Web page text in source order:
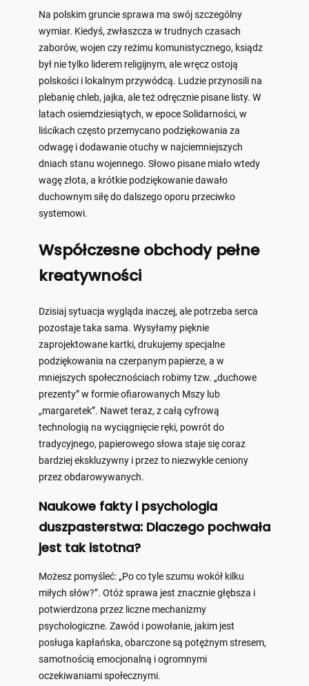
Na polskim gruncie sprawa ma swój szczególny
wymiar. Kiedyś, zwłaszcza w trudnych czasach
zaborów, wojen czy reżimu komunistycznego, ksiądz
był nie tylko liderem religijnym, ale wręcz ostoją
polskości i lokalnym przywódcą. Ludzie przynosili na
plebanię chleb, jajka, ale też odręcznie pisane listy. W
latach osiemdziesiątych, w epoce Solidarności, w
liścikach często przemycano podziękowania za
odwagę i dodawanie otuchy w najciemniejszych
dniach stanu wojennego. Słowo pisane miało wtedy
wagę złota, a krótkie podziękowanie dawało
duchownym siłę do dalszego oporu przeciwko
systemowi.
Współczesne obchody pełne
kreatywności
Dzisiaj sytuacja wygląda inaczej, ale potrzeba serca
pozostaje taka sama. Wysyłamy pięknie
zaprojektowane kartki, drukujemy specjalne
podziękowania na czerpanym papierze, a w
mniejszych społecznościach robimy tzw. „duchowe
prezenty” w formie ofiarowanych Mszy lub
„margaretek”. Nawet teraz, z całą cyfrową
technologią na wyciągnięcie ręki, powrót do
tradycyjnego, papierowego słowa staje się coraz
bardziej ekskluzywny i przez to niezwykle ceniony
przez obdarowywanych.
Naukowe fakty i psychologia
duszpasterstwa: Dlaczego pochwała
jest tak istotna?
Możesz pomyśleć: „Po co tyle szumu wokół kilku
miłych słów?”. Otóż sprawa jest znacznie głębsza i
potwierdzona przez liczne mechanizmy
psychologiczne. Zawód i powołanie, jakim jest
posługa kapłańska, obarczone są potężnym stresem,
samotnością emocjonalną i ogromnymi
oczekiwaniami społecznymi.